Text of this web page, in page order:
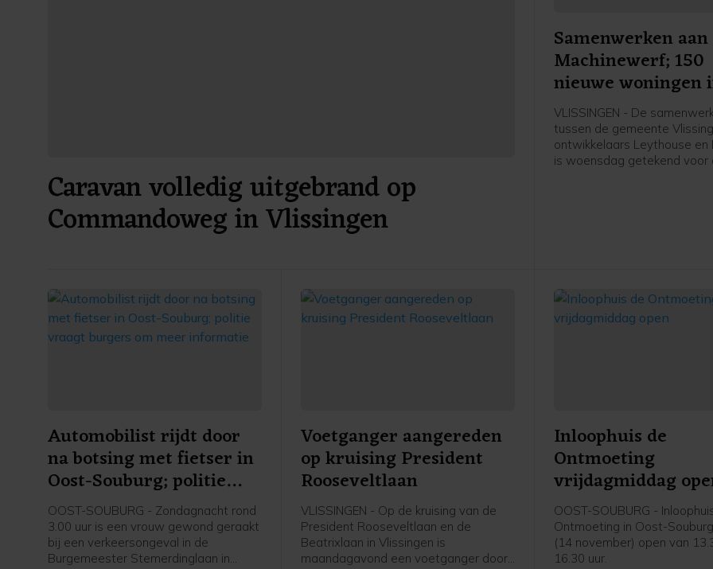
Caravan volledig uitgebrand op
Commandoweg in Vlissingen
Samenwerken aan
Machinewerf; 150
nieuwe woningen
Scheldekwartier
VLISSINGEN - De
tussen de gemeente
ontwikkelaars Leythouse en
is woensdag getekend voor
Automobilist rijdt door
na botsing met fietser in
Oost-Souburg; politie
vraagt burgers om meer
informatie
OOST-SOUBURG - Zondagnacht rond
3.00 uur is een vrouw gewond geraakt
bij een verkeersongeval in de
Burgemeester Stemerdinglaan in
Voetganger aangereden
op kruising President
Rooseveltlaan
VLISSINGEN - Op de kruising van de
President Rooseveltlaan en de
Beatrixlaan in Vlissingen is
maandagavond een voetganger door
Inloophuis de
Ontmoeting
vrijdagmiddag
OOST-SOUBURG -
Ontmoeting in Oost-
(14 november) open van
16.30 uur.